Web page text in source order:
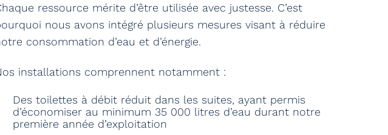
ressource mérite d’être utilisée avec justesse. C’est
nous avons intégré plusieurs mesures visant à réduire
consommation d’eau et d’énergie.
installations comprennent notamment :
Des toilettes à débit réduit dans les suites, ayant permis
d’économiser au minimum 35 000 litres d’eau durant notre
première année d’exploitation